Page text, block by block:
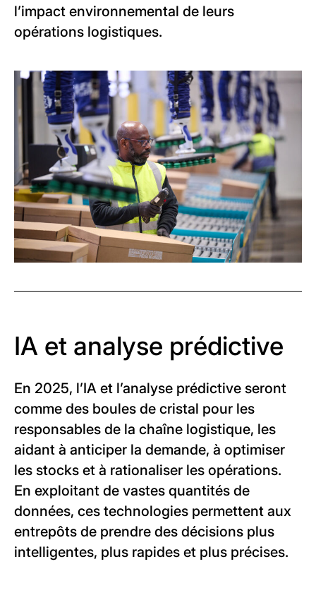
l’impact environnemental de leurs
opérations logistiques.
IA et analyse prédictive
En 2025, l’IA et l’analyse prédictive seront
comme des boules de cristal pour les
responsables de la chaîne logistique, les
aidant à anticiper la demande, à optimiser
les stocks et à rationaliser les opérations.
En exploitant de vastes quantités de
données, ces technologies permettent aux
entrepôts de prendre des décisions plus
intelligentes, plus rapides et plus précises.